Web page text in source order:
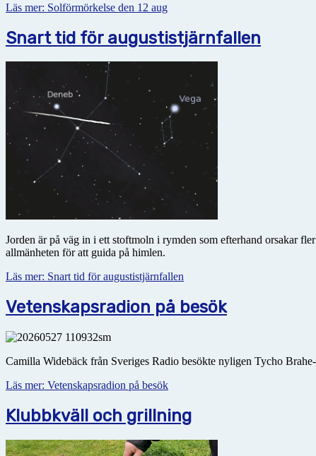
Läs mer: Solförmörkelse den 12 aug
Snart tid för augustistjärnfallen
Jorden är på väg in i ett stoftmoln i rymden som efterhand orsakar
allmänheten för att guida på himlen.
Läs mer: Snart tid för augustistjärnfallen
Vetenskapsradion på besök
Camilla Widebäck från Sveriges Radio besökte nyligen Tycho
Läs mer: Vetenskapsradion på besök
Klubbkväll och grillning